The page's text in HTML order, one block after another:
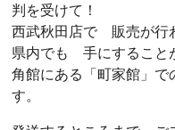
判を受けて！
西武秋田店で 販売が行
県内でも 手にすること
角館にある「町家館」
す。